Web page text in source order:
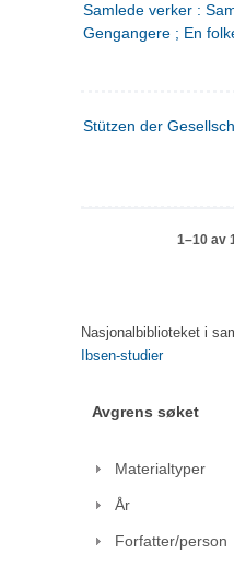
Samlede verker :
Gengangere ; En
Stützen der
1–10 av
Nasjonalbiblioteket i
Ibsen-studier
Avgrens søket
Materialtyper
År
Forfatter/person